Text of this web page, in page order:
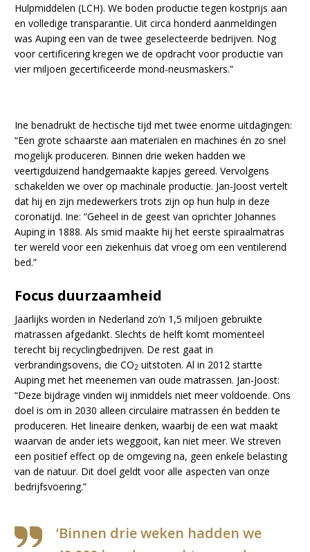
Hulpmiddelen (LCH). We boden productie tegen kostprijs aan
en volledige transparantie. Uit circa honderd aanmeldingen
was Auping een van de twee geselecteerde bedrijven. Nog
voor certificering kregen we de opdracht voor productie van
vier miljoen gecertificeerde mond-neusmaskers.”
Ine benadrukt de hectische tijd met twee enorme uitdagingen:
“Een grote schaarste aan materialen en machines én zo snel
mogelijk produceren. Binnen drie weken hadden we
veertigduizend handgemaakte kapjes gereed. Vervolgens
schakelden we over op machinale productie. Jan-Joost vertelt
dat hij en zijn medewerkers trots zijn op hun hulp in deze
coronatijd. Ine: “Geheel in de geest van oprichter Johannes
Auping in 1888. Als smid maakte hij het eerste spiraalmatras
ter wereld voor een ziekenhuis dat vroeg om een ventilerend
bed.”
Focus duurzaamheid
Jaarlijks worden in Nederland zo’n 1,5 miljoen gebruikte
matrassen afgedankt. Slechts de helft komt momenteel
terecht bij recyclingbedrijven. De rest gaat in
verbrandingsovens, die CO2 uitstoten. Al in 2012 startte
Auping met het meenemen van oude matrassen. Jan-Joost:
“Deze bijdrage vinden wij inmiddels niet meer voldoende. Ons
doel is om in 2030 alleen circulaire matrassen én bedden te
produceren. Het lineaire denken, waarbij de een wat maakt
waarvan de ander iets weggooit, kan niet meer. We streven
een positief effect op de omgeving na, geen enkele belasting
van de natuur. Dit doel geldt voor alle aspecten van onze
bedrijfsvoering.”
‘Binnen drie weken hadden we